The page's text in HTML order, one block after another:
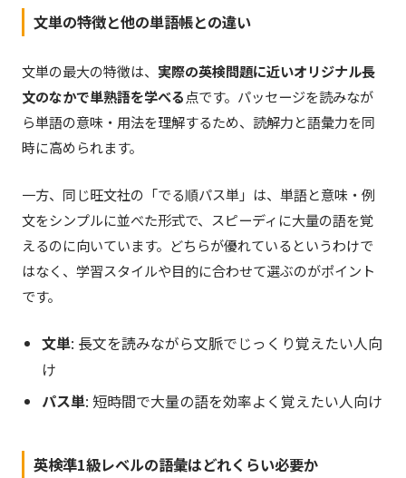
文単の特徴と他の単語帳との違い
文単の最大の特徴は、 実際の英検問題に近いオリジナル長
文のなかで単熟語を学べる点です。パッセージを読みなが
ら単語の意味・用法を理解するため、読解力と語彙力を同
時に高められます。
一方、同じ旺文社の「でる順パス単」は、単語と意味・例
文をシンプルに並べた形式で、スピーディに大量の語を覚
えるのに向いています。どちらが優れているというわけで
はなく、学習スタイルや目的に合わせて選ぶのがポイント
です。
文単: 長文を読みながら文脈でじっくり覚えたい人向
け
パス単: 短時間で大量の語を効率よく覚えたい人向け
英検準1級レベルの語彙はどれくらい必要か